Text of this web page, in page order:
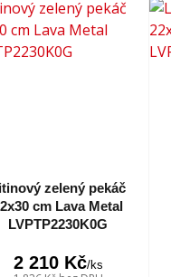
zelený pekáč
cm Lava Metal
LVPTP2230K0G
2 210 Kč/ks